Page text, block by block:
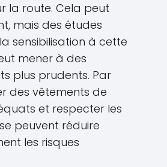
la route. Cela peut
mais des études
sensibilisation à cette
mener à des
plus prudents. Par
des vêtements de
et respecter les
peuvent réduire
les risques